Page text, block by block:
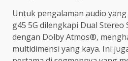
Untuk pengalaman audio
g45 5G dilengkapi Dual Stereo
dengan Dolby Atmos®,
multidimensi yang kaya. Ini